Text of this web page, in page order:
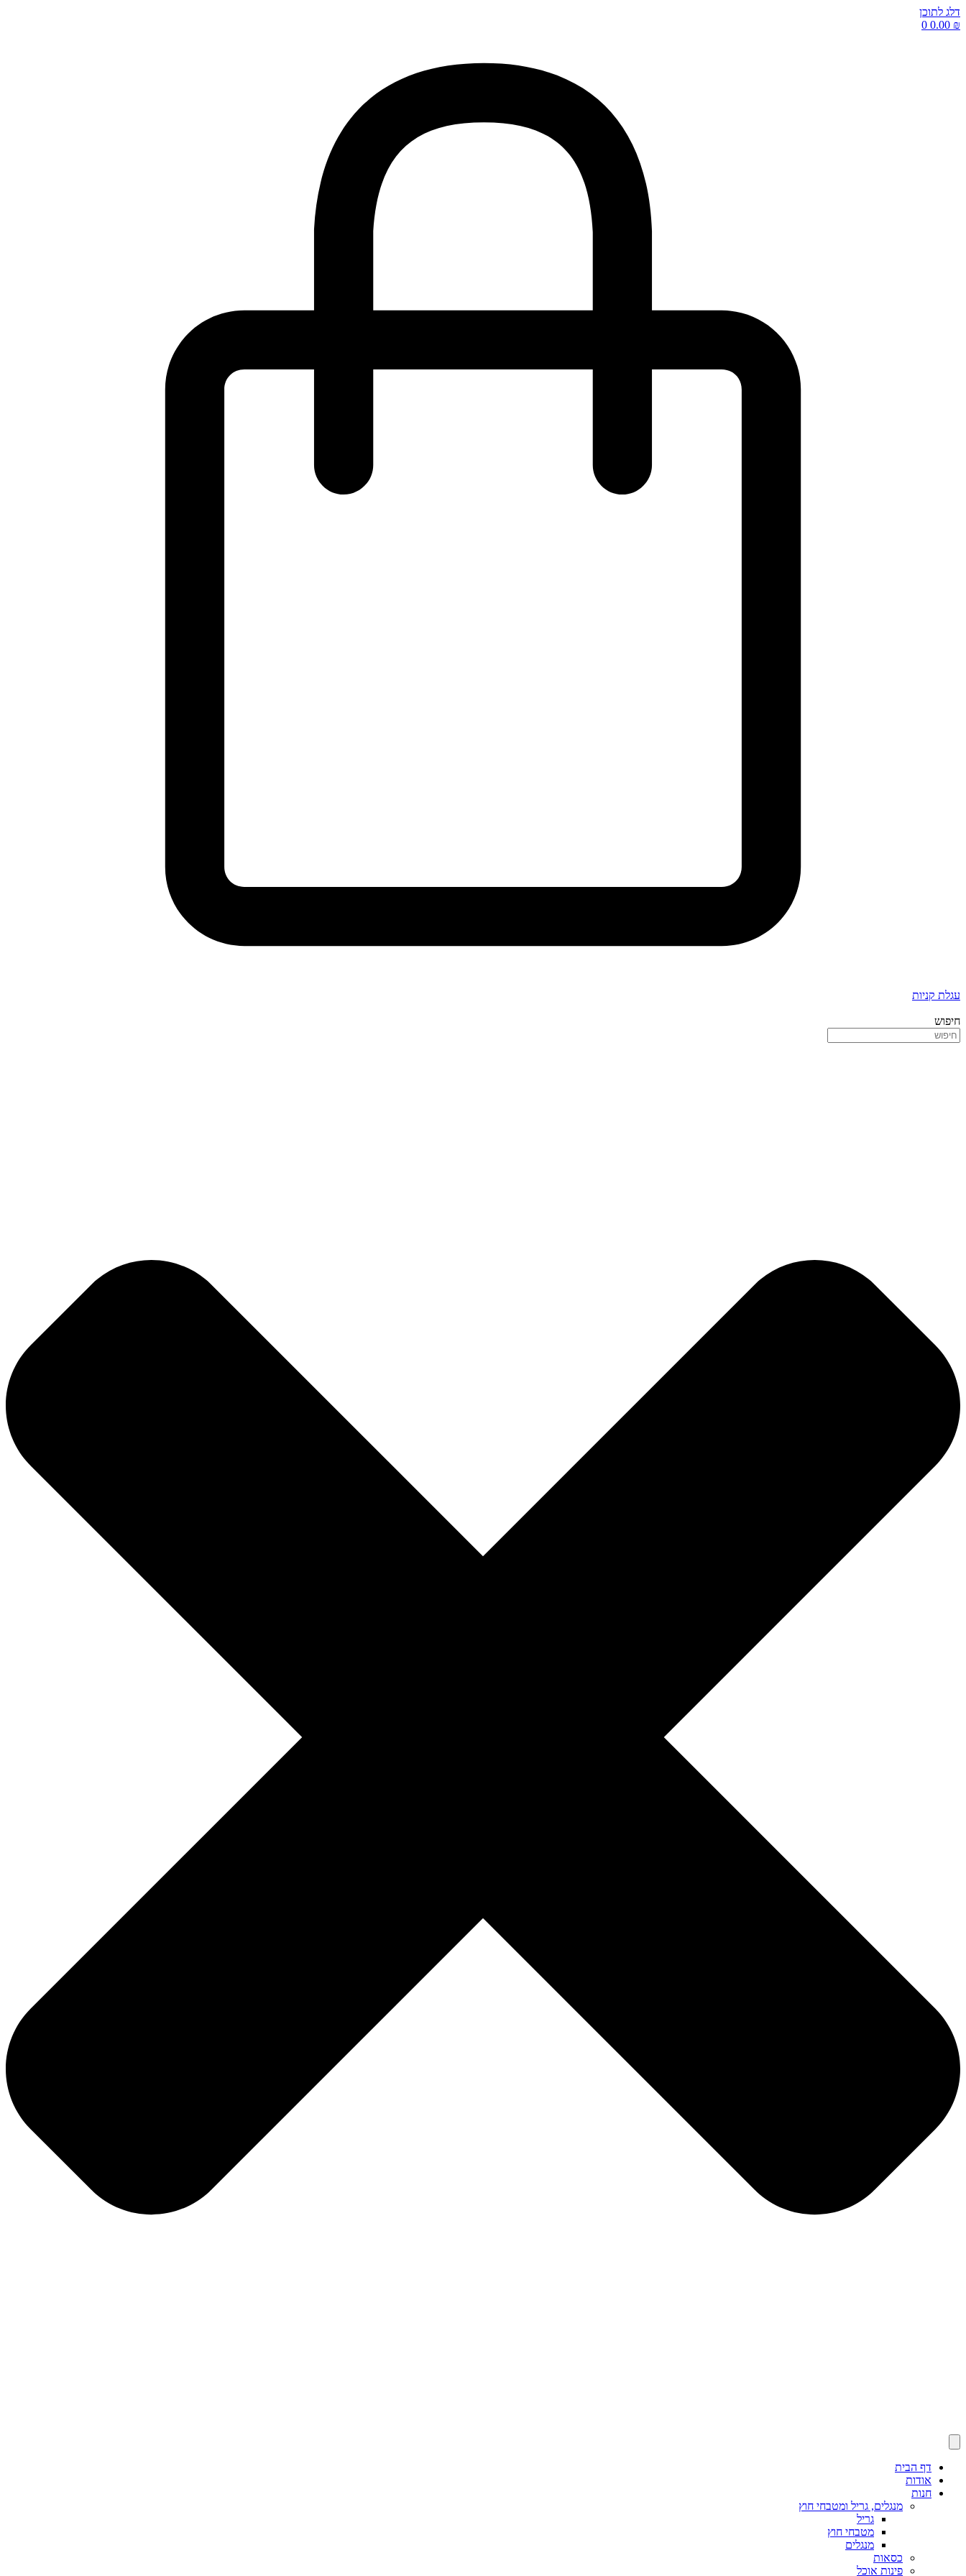
דלג לתוכן
0.00 ₪
0
עגלת קניות
חיפוש
דף הבית
אודות
חנות
מנגלים, גריל ומטבחי חוץ
גריל
מטבחי חוץ
מנגלים
כסאות
פינות אוכל